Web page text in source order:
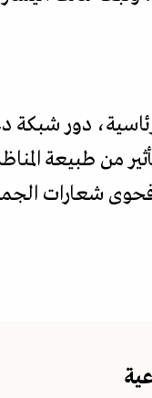
دور شبكة
من طبيعة
فحوى شعارات